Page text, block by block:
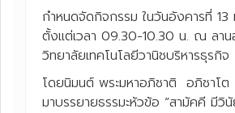
กำหนดจัดกิจกรรม ในวันอังคารที่
ตั้งแต่เวลา 09.30-10.30 น. ณ ลาน
วิทยาลัยเทคโนโลยีวานิชบริหารธุรกิจ
โดยนิมนต์ พระมหาอภิชาติ อภิชาโ
มาบรรยายธรรมะหัวข้อ “สามัคคี มีวินั